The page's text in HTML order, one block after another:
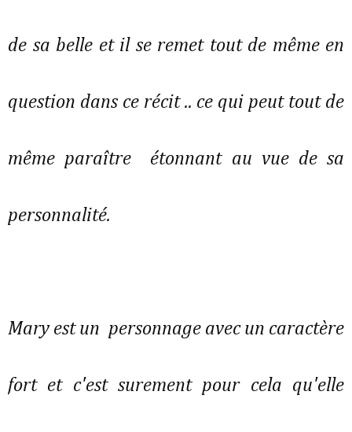
de sa belle et il se remet tout de même en
question dans ce récit .. ce qui peut tout de
même paraître étonnant au vue de sa
personnalité.
Mary est un personnage avec un caractère
fort et c'est surement pour cela qu'elle